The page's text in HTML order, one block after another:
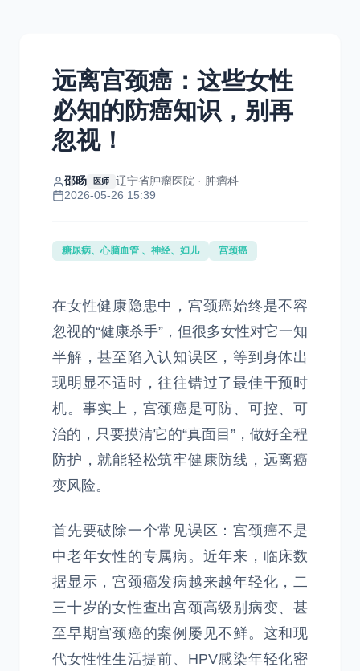
远离宫颈癌：这些女性
必知的防癌知识，别再
忽视！
邵旸 医师
辽宁省肿瘤医院 · 肿瘤科
2026-05-26 15:39
糖尿病、心脑血管 、神经、妇儿 宫颈癌
在女性健康隐患中，宫颈癌始终是不容
忽视的“健康杀手”，但很多女性对它一知
半解，甚至陷入认知误区，等到身体出
现明显不适时，往往错过了最佳干预时
机。事实上，宫颈癌是可防、可控、可
治的，只要摸清它的“真面目”，做好全程
防护，就能轻松筑牢健康防线，远离癌
变风险。
首先要破除一个常见误区：宫颈癌不是
中老年女性的专属病。近年来，临床数
据显示，宫颈癌发病越来越年轻化，二
三十岁的女性查出宫颈高级别病变、甚
至早期宫颈癌的案例屡见不鲜。这和现
代女性性生活提前、HPV感染年轻化密